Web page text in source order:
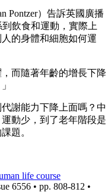
Pontzer）告訴英國廣播
飲食和運動，實際上
的身體和細胞如何運
而隨著年齡的增長下降
謝能力下降上面嗎？中
動少，到了老年階段是
題。
life course
6556 • pp. 808-812 •